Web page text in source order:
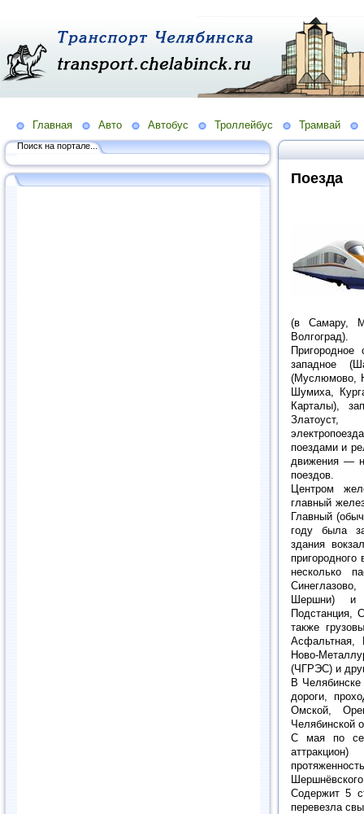
Главная Авто Автобус Троллейбус Трамвай
Поиск на портале...
Поезда
(в Самару,
Волгоград).
Пригородное
западное
(Муслюмово,
Шумиха,
Карталы),
Златоуст,
поездами и
движения —
поездов.
Центром
главный
Главный
году была
здания
пригородного
несколько
Шершни) и
Подстанция,
также
Асфальтная,
Ново-
(ЧГРЭС) и
В
дороги,
Омской,
Челябинской
С мая по
Содержит 5
перевезла